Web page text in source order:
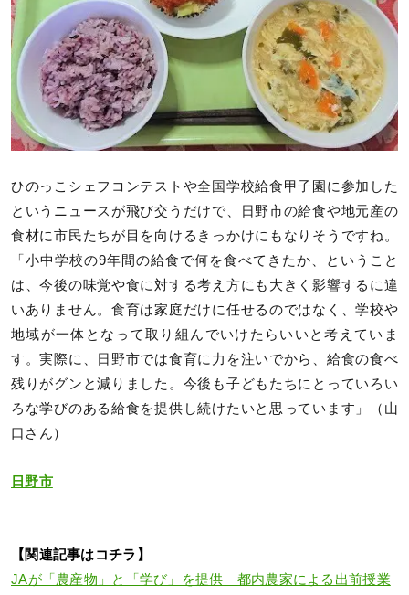
ひのっこシェフコンテストや全国学校給食甲子園に参加した
というニュースが飛び交うだけで、日野市の給食や地元産の
食材に市民たちが目を向けるきっかけにもなりそうですね。
「小中学校の9年間の給食で何を食べてきたか、ということ
は、今後の味覚や食に対する考え方にも大きく影響するに違
いありません。食育は家庭だけに任せるのではなく、学校や
地域が一体となって取り組んでいけたらいいと考えていま
す。実際に、日野市では食育に力を注いでから、給食の食べ
残りがグンと減りました。今後も子どもたちにとっていろい
ろな学びのある給食を提供し続けたいと思っています」（山
口さん）
日野市
【関連記事はコチラ】
JAが「農産物」と「学び」を提供 都内農家による出前授業